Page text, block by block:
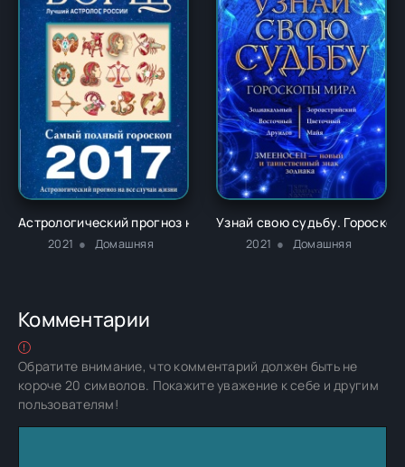
Астрологический прогноз на все случаи жизни. Самый
2021 Домашняя
Узнай свою судьбу.
2021 Домашняя
Комментарии
Обратите внимание, что комментарий должен быть не
короче 20 символов. Покажите уважение к себе и другим
пользователям!